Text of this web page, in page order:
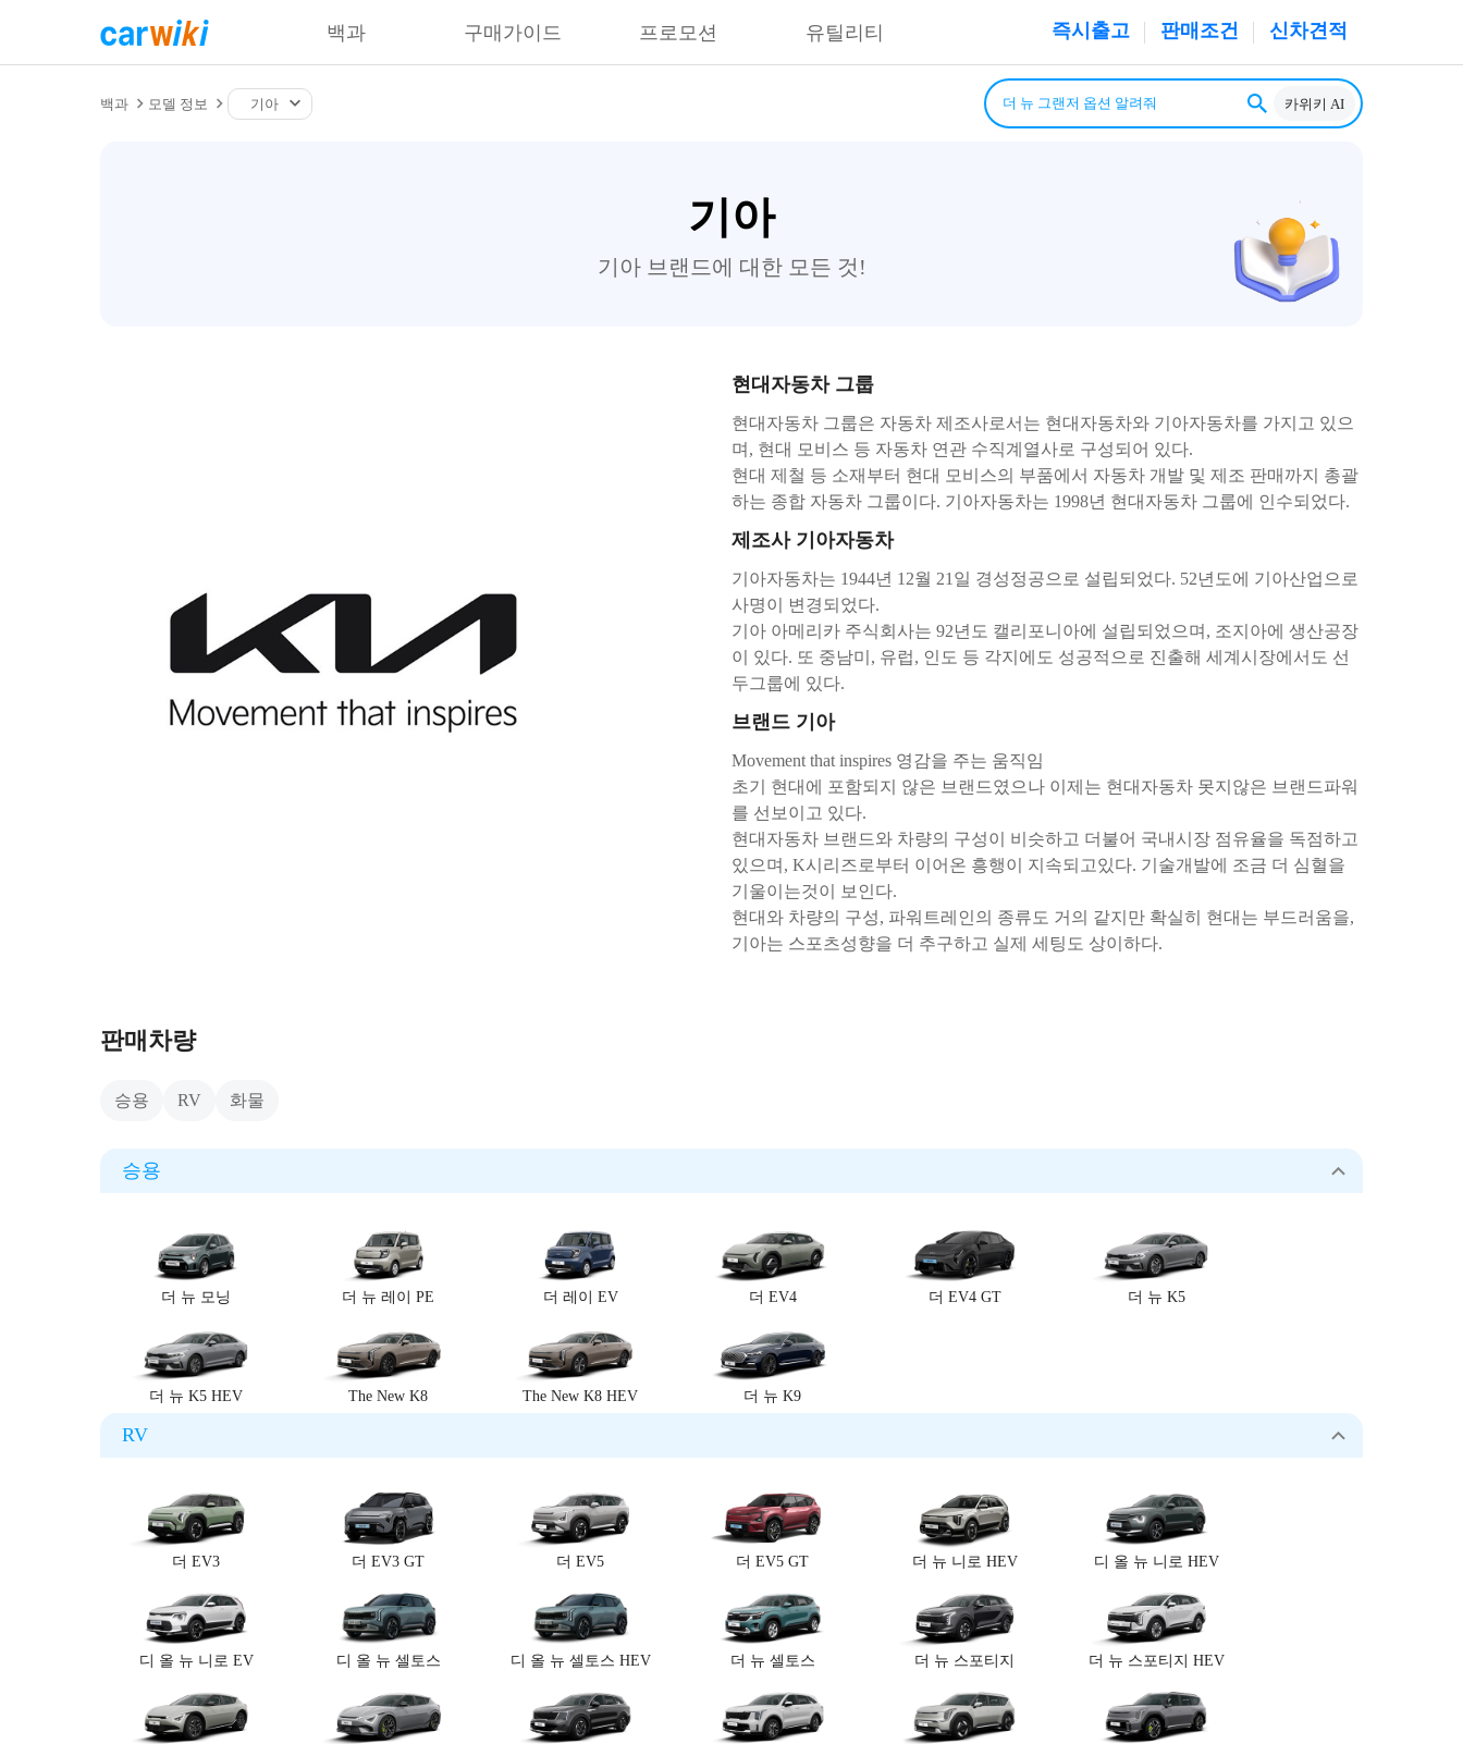
즉시출고 판매조건 신차견적
백과 구매가이드 프로모션 유틸리티
백과 모델 정보 기아 카위키 AI
기아
기아 브랜드에 대한 모든 것!
현대자동차 그룹
현대자동차 그룹은 자동차 제조사로서는 현대자동차와 기아자동차를 가지고 있으
며, 현대 모비스 등 자동차 연관 수직계열사로 구성되어 있다.
현대 제철 등 소재부터 현대 모비스의 부품에서 자동차 개발 및 제조 판매까지 총괄
하는 종합 자동차 그룹이다. 기아자동차는 1998년 현대자동차 그룹에 인수되었다.
제조사 기아자동차
기아자동차는 1944년 12월 21일 경성정공으로 설립되었다. 52년도에 기아산업으로
사명이 변경되었다.
기아 아메리카 주식회사는 92년도 캘리포니아에 설립되었으며, 조지아에 생산공장
이 있다. 또 중남미, 유럽, 인도 등 각지에도 성공적으로 진출해 세계시장에서도 선
두그룹에 있다.
브랜드 기아
Movement that inspires 영감을 주는 움직임
초기 현대에 포함되지 않은 브랜드였으나 이제는 현대자동차 못지않은 브랜드파워
를 선보이고 있다.
현대자동차 브랜드와 차량의 구성이 비슷하고 더불어 국내시장 점유율을 독점하고
있으며, K시리즈로부터 이어온 흥행이 지속되고있다. 기술개발에 조금 더 심혈을
기울이는것이 보인다.
현대와 차량의 구성, 파워트레인의 종류도 거의 같지만 확실히 현대는 부드러움을,
기아는 스포츠성향을 더 추구하고 실제 세팅도 상이하다.
판매차량
승용 RV 화물
승용
더 뉴 모닝 더 뉴 레이 PE 더 레이 EV 더 EV4 더 EV4 GT 더 뉴 K5
더 뉴 K5 HEV The New K8 The New K8 HEV 더 뉴 K9
RV
더 EV3 더 EV3 GT 더 EV5 더 EV5 GT 더 뉴 니로 HEV 디 올 뉴 니로 HEV
디 올 뉴 니로 EV 디 올 뉴 셀토스 디 올 뉴 셀토스 HEV 더 뉴 셀토스 더 뉴 스포티지 더 뉴 스포티지 HEV